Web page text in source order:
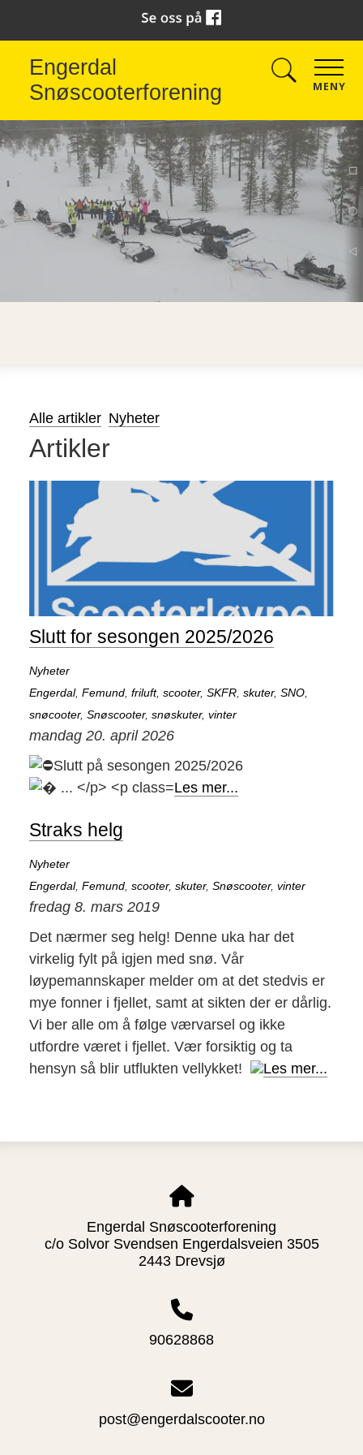
Engerdal
Snøscooterforening
MENY
Alle artikler Nyheter
Artikler
Slutt for sesongen 2025/2026
Nyheter
Engerdal, Femund, friluft, scooter, SKFR, skuter, SNO,
snøcooter, Snøscooter, snøskuter, vinter
mandag 20. april 2026
Slutt på sesongen 2025/2026
Les mer...
Straks helg
Nyheter
Engerdal, Femund, scooter, skuter, Snøscooter, vinter
fredag 8. mars 2019
Det nærmer seg helg! Denne uka har det
virkelig fylt på igjen med snø. Vår
løypemannskaper melder om at det stedvis er
mye fonner i fjellet, samt at sikten der er dårlig.
Vi ber alle om å følge værvarsel og ikke
utfordre været i fjellet. Vær forsiktig og ta
hensyn så blir utflukten vellykket!
Les mer...
Engerdal Snøscooterforening
c/o Solvor Svendsen Engerdalsveien 3505
2443 Drevsjø
90628868
post@engerdalscooter.no